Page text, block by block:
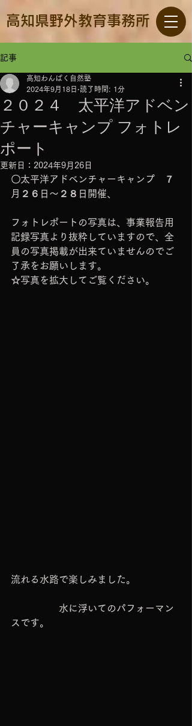
高知県野外教育事務所
記事
２０２４ 太平洋アドベン
チャーキャンプ フォトレ
ポート
高知わんぱく自然塾
2024年9月18日 読了時間: 1分
更新日： 2024年9月26日
〇太平洋アドベンチャーキャンプ　７
月２６日～２８日開催、
フォトレポートの写真は、事業報告用
記録写真より抜粋していますので、全
員の写真掲載が出来ていませんのでご
了承をお願いします。
☆写真を拡大してご覧ください。
流れる水路で楽しみました。
水に浮いてのパフォーマン
スです。